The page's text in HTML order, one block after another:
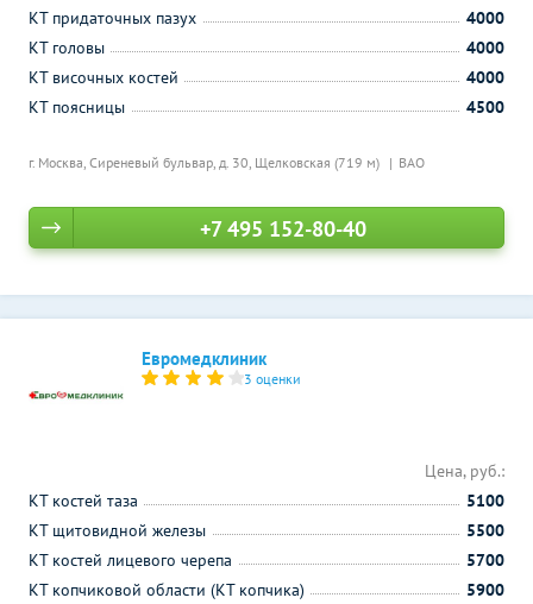
г. Москва, Сиреневый бульвар, д. 30, Щелковская (719 м) ВАО
КТ придаточных пазух
4000
КТ головы
4000
КТ височных костей
4000
КТ поясницы
4500
+7 495 152-80-40
Евромедклиник
3 оценки
Цена, руб.:
КТ костей таза
5100
КТ щитовидной железы
5500
КТ костей лицевого черепа
5700
КТ копчиковой области (КТ копчика)
5900